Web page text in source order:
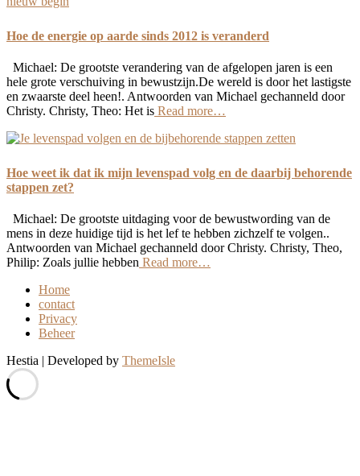
Hoe de energie op aarde sinds 2012 is veranderd
Michael: De grootste verandering van de afgelopen jaren is een
hele grote verschuiving in bewustzijn.De wereld is door het lastigste
en zwaarste deel heen!. Antwoorden van Michael gechanneld door
Christy. Christy, Theo: Het is Read more…
Hoe weet ik dat ik mijn levenspad volg en de daarbij behorende
stappen zet?
Michael: De grootste uitdaging voor de bewustwording van de
mens in deze huidige tijd is het lef te hebben zichzelf te volgen..
Antwoorden van Michael gechanneld door Christy. Christy, Theo,
Philip: Zoals jullie hebben Read more…
Home
contact
Privacy
Beheer
Hestia | Developed by ThemeIsle